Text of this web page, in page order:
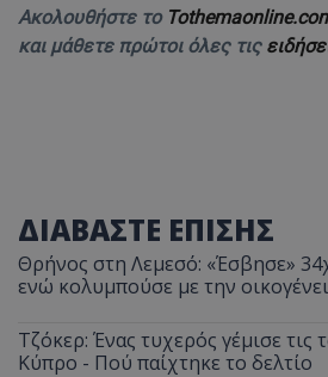
Ακολουθήστε το
και μάθετε πρώτοι όλες τις
ΔΙΑΒΑΣΤΕ ΕΠΙΣΗΣ
Θρήνος στη Λεμεσό: «Έσβησε»
ενώ κολυμπούσε με την
Τζόκερ: Ένας τυχερός γέμισε τις
Κύπρο - Πού παίχτηκε το δελτίο